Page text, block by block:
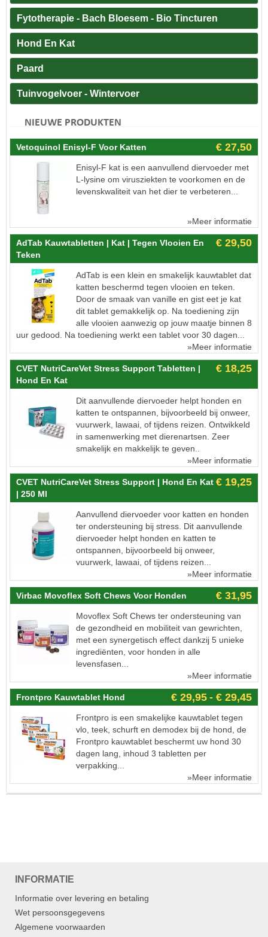
Fytotherapie - Bach Bloesem - Bio Tincturen
Hond En Kat
Paard
Tuinvogelvoer - Wintervoer
NIEUWE PRODUKTEN
€ 27,50
Vetoquinol Enisyl-F Voor Katten
Enisyl-F kat is een aanvullend diervoeder met
L-lysine om virusziekten te voorkomen en de
levenskwaliteit van het dier te verbeteren...
»Meer informatie
€ 29,50
AdTab Kauwtabletten | Kat | Tegen Vlooien En
Teken
AdTab is een klein en smakelijk kauwtablet dat
katten beschermd tegen vlooien en teken.
Door de smaak van vanille en gist eet je kat
dit tablet gemakkelijk op. Na toediening zijn
alle vlooien aanwezig op jouw maatje binnen 8
uur gedood. Na toediening werkt een tablet voor 30 dagen...
»Meer informatie
€ 18,25
CVET NutriCareVet Stress Support Tabletten |
Hond En Kat
Dit aanvullende diervoeder helpt honden en
katten te ontspannen, bijvoorbeeld bij onweer,
vuurwerk, lawaai, of tijdens reizen. Ontwikkeld
in samenwerking met dierenartsen. Zeer
smakelijk en makkelijk te geven..
»Meer informatie
€ 19,25
CVET NutriCareVet Stress Support | Hond En Kat
| 250 Ml
Aanvullend diervoeder voor katten en honden
ter ondersteuning bij stress. Dit aanvullende
diervoeder helpt honden en katten te
ontspannen, bijvoorbeeld bij onweer,
vuurwerk, lawaai, of tijdens reizen...
»Meer informatie
€ 31,95
Virbac Movoflex Soft Chews Voor Honden
Movoflex Soft Chews ter ondersteuning van
de gezondheid en mobiliteit van gewrichten,
met een synergetisch effect dankzij 5 unieke
ingrediënten, voor honden in alle
levensfasen...
»Meer informatie
€ 29,95 - € 29,45
Frontpro Kauwtablet Hond
Frontpro is een smakelijke kauwtablet tegen
vlo, teek, schurft en demodex bij de hond, de
Frontpro kauwtablet beschermt uw hond 30
dagen lang, inhoud 3 tabletten per
verpakking...
»Meer informatie
INFORMATIE
Informatie over levering en betaling
Wet persoonsgegevens
Algemene voorwaarden